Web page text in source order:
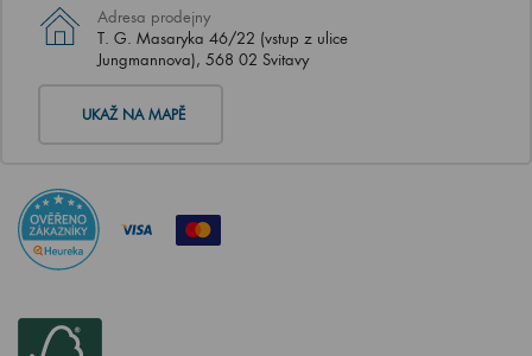
Adresa prodejny
T. G. Masaryka 46/22 (vstup z ulice
Jungmannova), 568 02 Svitavy
UKAŽ NA MAPĚ